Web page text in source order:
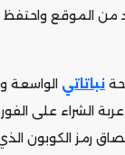
من الموقع واحتفظ
نباتاتي الواسعة
الشراء على
رمز الكوبون